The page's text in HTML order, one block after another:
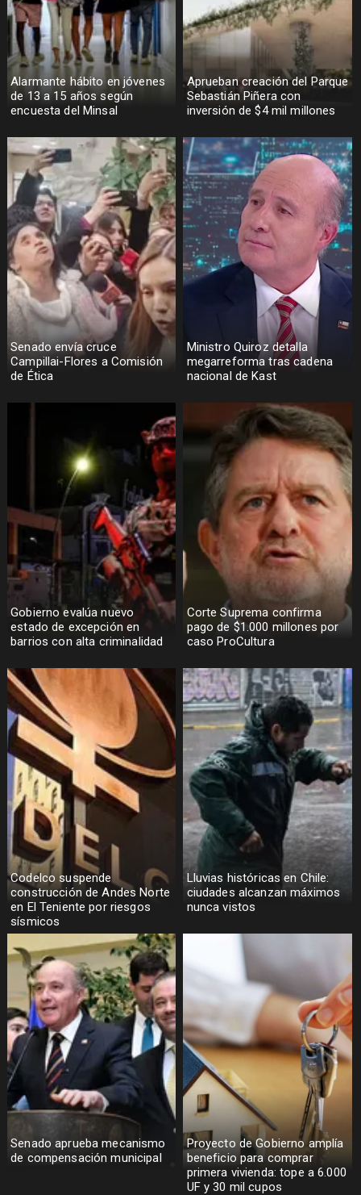
Alarmante hábito en jóvenes
de 13 a 15 años según
encuesta del Minsal
Aprueban creación del Parque
Sebastián Piñera con
inversión de $4 mil millones
Senado envía cruce
Campillai-Flores a Comisión
de Ética
Ministro Quiroz detalla
megarreforma tras cadena
nacional de Kast
Gobierno evalúa nuevo
estado de excepción en
barrios con alta criminalidad
Corte Suprema confirma
pago de $1.000 millones por
caso ProCultura
Codelco suspende
construcción de Andes Norte
en El Teniente por riesgos
sísmicos
Lluvias históricas en Chile:
ciudades alcanzan máximos
nunca vistos
Senado aprueba mecanismo
de compensación municipal
Proyecto de Gobierno amplía
beneficio para comprar
primera vivienda: tope a 6.000
UF y 30 mil cupos